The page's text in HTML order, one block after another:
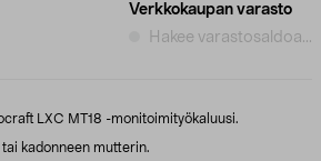
Verkkokaupan varasto
Hakee varastosaldoa...
LXC MT18 -monitoimityökaluusi.
kadonneen mutterin.